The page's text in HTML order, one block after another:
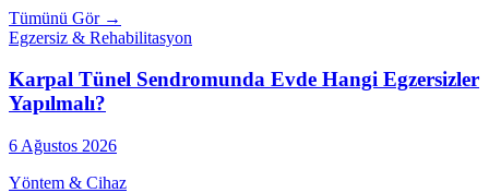
Tümünü Gör →
Egzersiz & Rehabilitasyon
Karpal Tünel Sendromunda Evde Hangi Egzersizler
Yapılmalı?
6 Ağustos 2026
Yöntem & Cihaz